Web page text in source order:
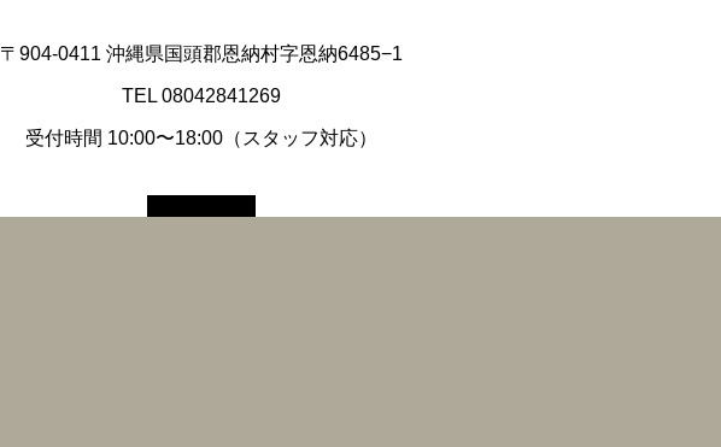
〒904-0411 沖縄県国頭郡恩納村字恩納6485−1
TEL 08042841269
受付時間 10:00〜18:00（スタッフ対応）